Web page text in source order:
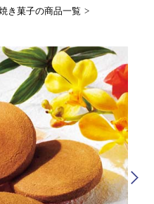
き菓子の商品一覧